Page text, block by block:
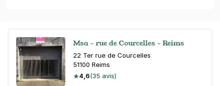
Msa - rue de Courcelles - Reims
22 Ter rue de Courcelles
51100 Reims
4,6(35 avis)